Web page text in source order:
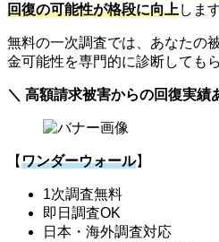
回復の可能性が格段に向上しま
無料の一次調査では、あなたの
金可能性を専門的に診断しても
＼ 高額請求被害からの回復実績
【ワンダーウォール】
1次調査無料
即日調査OK
日本・海外調査対応